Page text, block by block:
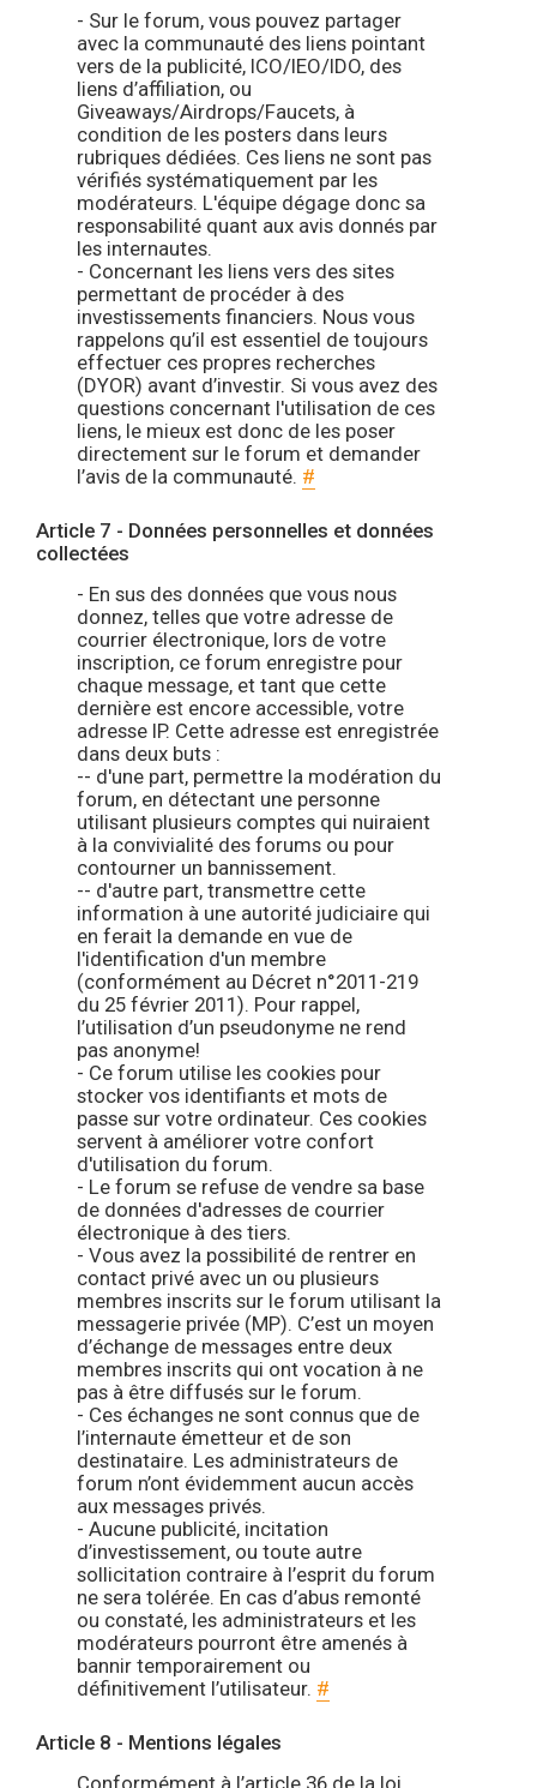
- Sur le forum, vous pouvez partager
avec la communauté des liens pointant
vers de la publicité, ICO/IEO/IDO, des
liens d’affiliation, ou
Giveaways/Airdrops/Faucets, à
condition de les posters dans leurs
rubriques dédiées. Ces liens ne sont pas
vérifiés systématiquement par les
modérateurs. L'équipe dégage donc sa
responsabilité quant aux avis donnés par
les internautes.
- Concernant les liens vers des sites
permettant de procéder à des
investissements financiers. Nous vous
rappelons qu’il est essentiel de toujours
effectuer ces propres recherches
(DYOR) avant d’investir. Si vous avez des
questions concernant l'utilisation de ces
liens, le mieux est donc de les poser
directement sur le forum et demander
l’avis de la communauté. #
Article 7 - Données personnelles et données
collectées
- En sus des données que vous nous
donnez, telles que votre adresse de
courrier électronique, lors de votre
inscription, ce forum enregistre pour
chaque message, et tant que cette
dernière est encore accessible, votre
adresse IP. Cette adresse est enregistrée
dans deux buts :
-- d'une part, permettre la modération du
forum, en détectant une personne
utilisant plusieurs comptes qui nuiraient
à la convivialité des forums ou pour
contourner un bannissement.
-- d'autre part, transmettre cette
information à une autorité judiciaire qui
en ferait la demande en vue de
l'identification d'un membre
(conformément au Décret n°2011-219
du 25 février 2011). Pour rappel,
l’utilisation d’un pseudonyme ne rend
pas anonyme!
- Ce forum utilise les cookies pour
stocker vos identifiants et mots de
passe sur votre ordinateur. Ces cookies
servent à améliorer votre confort
d'utilisation du forum.
- Le forum se refuse de vendre sa base
de données d'adresses de courrier
électronique à des tiers.
- Vous avez la possibilité de rentrer en
contact privé avec un ou plusieurs
membres inscrits sur le forum utilisant la
messagerie privée (MP). C’est un moyen
d’échange de messages entre deux
membres inscrits qui ont vocation à ne
pas à être diffusés sur le forum.
- Ces échanges ne sont connus que de
l’internaute émetteur et de son
destinataire. Les administrateurs de
forum n’ont évidemment aucun accès
aux messages privés.
- Aucune publicité, incitation
d’investissement, ou toute autre
sollicitation contraire à l’esprit du forum
ne sera tolérée. En cas d’abus remonté
ou constaté, les administrateurs et les
modérateurs pourront être amenés à
bannir temporairement ou
définitivement l’utilisateur. #
Article 8 - Mentions légales
Conformément à l’article 36 de la loi